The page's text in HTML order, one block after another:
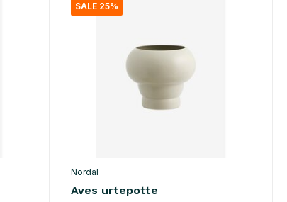
SALE 25%
Nordal
Aves urtepotte